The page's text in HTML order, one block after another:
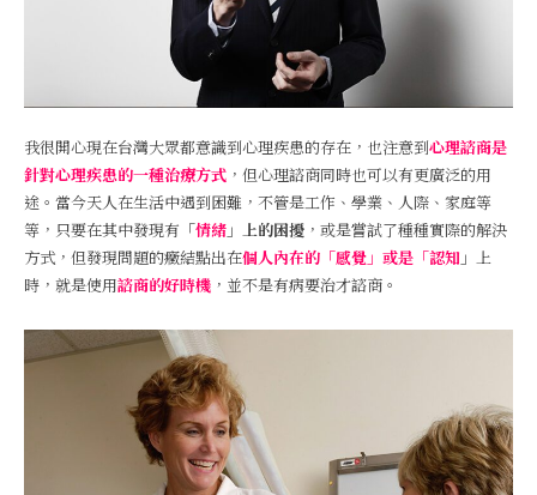
我很開心現在台灣大眾都意識到心理疾患的存在，也注意到心理諮商是
針對心理疾患的一種治療方式 ，但心理諮商同時也可以有更廣泛的用
途。當今天人在生活中遇到困難，不管是工作、學業、人際、家庭等
等，只要在其中發現有 「情緒 」上的困擾 ，或是嘗試了種種實際的解決
方式，但發現問題的癥結點出在個人內在的「感覺」或是「認知 」 上
時，就是使用諮商的好時機 ，並不是有病要治才諮商。